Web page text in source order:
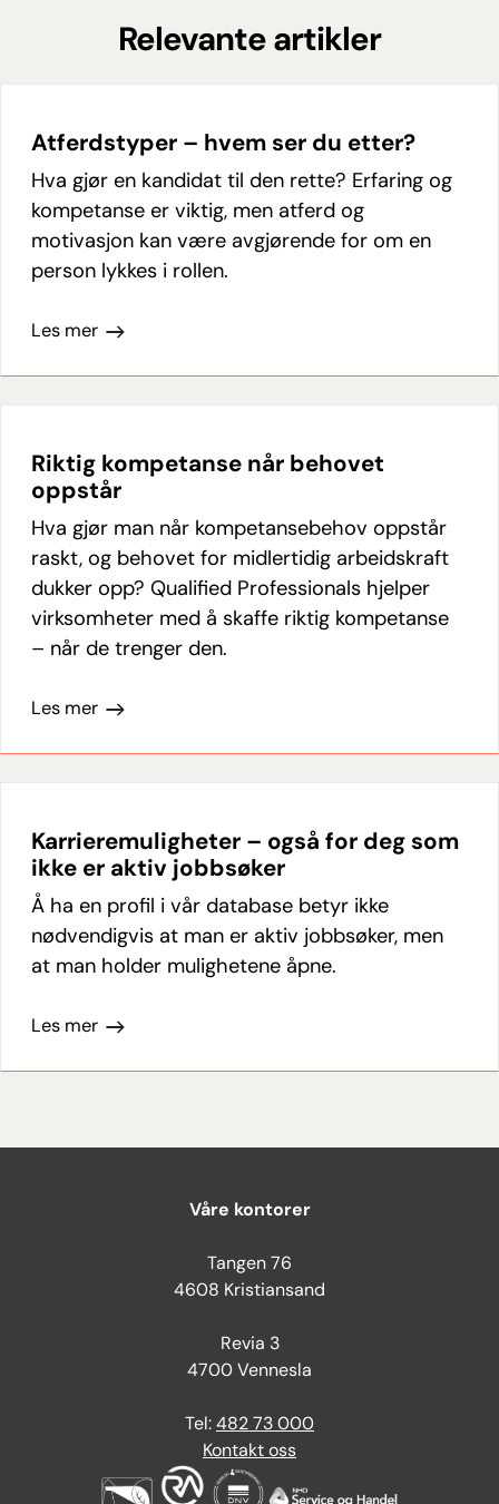
Relevante artikler
Atferdstyper – hvem ser du etter?
Hva gjør en kandidat til den rette? Erfaring og
kompetanse er viktig, men atferd og
motivasjon kan være avgjørende for om en
person lykkes i rollen.
Les mer
Riktig kompetanse når behovet
oppstår
Hva gjør man når kompetansebehov oppstår
raskt, og behovet for midlertidig arbeidskraft
dukker opp? Qualified Professionals hjelper
virksomheter med å skaffe riktig kompetanse
– når de trenger den.
Les mer
Karrieremuligheter – også for deg som
ikke er aktiv jobbsøker
Å ha en profil i vår database betyr ikke
nødvendigvis at man er aktiv jobbsøker, men
at man holder mulighetene åpne.
Les mer
Våre kontorer
Tangen 76
4608 Kristiansand
Revia 3
4700 Vennesla
Tel: 482 73 000
Kontakt oss